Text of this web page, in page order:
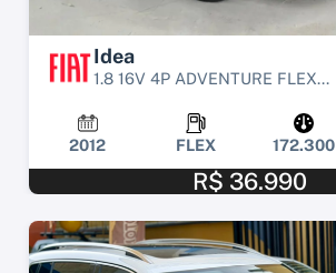
Idea
1.8 16V 4P ADVENTURE FLEX...
2012 FLEX 172.300
R$ 36.990